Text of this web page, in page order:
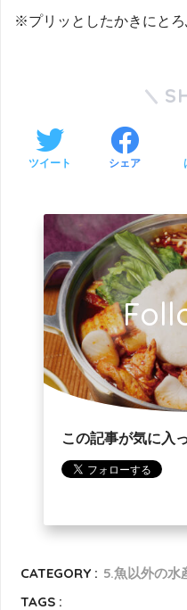
※プリッとしたかきにと
ツイート シェア
この記事が気に入
CATEGORY : 5.魚以外の水
TAGS :